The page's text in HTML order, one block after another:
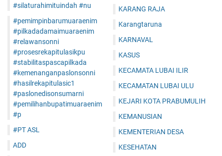
#silaturahimituindah #nu
#pemimpinbarumuaraenim
#pilkadadamaimuaraenim
#relawansonni
#prosesrekapitulasikpu
#stabilitaspascapilkada
#kemenanganpaslonsonni
#hasilrekapitulasic1
#paslonedisonsumarni
#pemilihanbupatimuaraenim
#p
#PT ASL
ADD
KARANG RAJA
Karangtaruna
KARNAVAL
KASUS
KECAMATA LUBAI ILIR
KECAMATAN LUBAI ULU
KEJARI KOTA PRABUMULIH
KEMANUSIAN
KEMENTERIAN DESA
KESEHATAN